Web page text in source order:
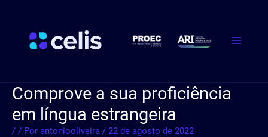
Menu
Comprove a sua proficiência
em língua estrangeira
/ / Por antoniooliveira / 22 de agosto de 2022